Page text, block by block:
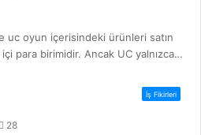
uc oyun içerisindeki ürünleri satın
para birimidir. Ancak UC yalnızca…
İş Fikirleri
28